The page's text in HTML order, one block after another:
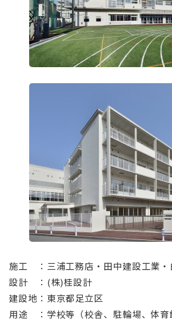
施工 ：三浦工務店・田中建設工業・
設計 ：(株)桂設計
建設地：東京都足立区
用途 ：学校等（校舎、駐輪場、体育